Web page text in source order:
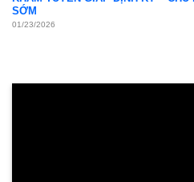
SỚM
01/23/2026